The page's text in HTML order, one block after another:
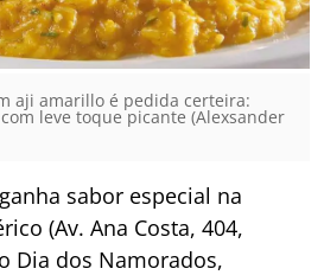
aji amarillo é pedida certeira:
leve toque picante (Alexsander
sabor especial na
(Av. Ana Costa, 404,
Dia dos Namorados,